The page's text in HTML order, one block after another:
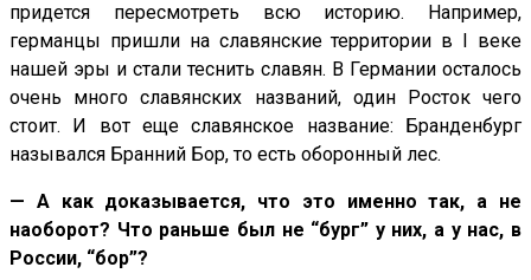
придется пересмотреть всю историю. Например,
германцы пришли на славянские территории в I веке
нашей эры и стали теснить славян. В Германии осталось
очень много славянских названий, один Росток чего
стоит. И вот еще славянское название: Бранденбург
назывался Бранний Бор, то есть оборонный лес.
— А как доказывается, что это именно так, а не
наоборот? Что раньше был не “бург” у них, а у нас, в
России, “бор”?